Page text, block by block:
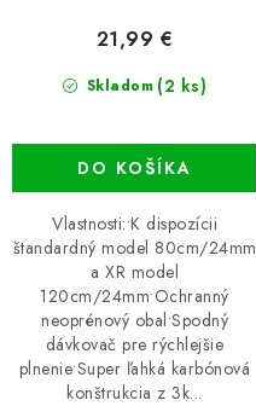
Skladom (2 ks)
21,99 €
DO KOŠÍKA
Vlastnosti:•K dispozícii
štandardný model 80cm/24mm
a XR model
120cm/24mm•Ochranný
neoprénový obal•Spodný
dávkovač pre rýchlejšie
plnenie•Super ľahká karbónová
konštrukcia z 3k...